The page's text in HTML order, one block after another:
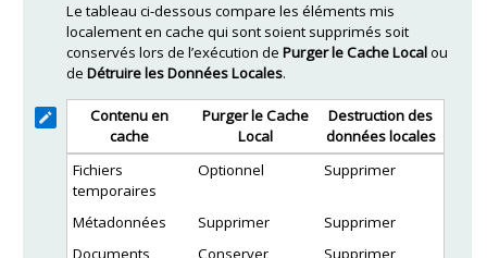
Le tableau ci-dessous compare les éléments mis
localement en cache qui sont soient supprimés soit
conservés lors de l’exécution de Purger le Cache Localou
de Détruire les Données Locales.
Contenu en
cache
Purger le Cache
Local
Destruction des
données locales
Fichiers
temporaires
Optionnel Supprimer
Métadonnées Supprimer
Supprimer
Documents
Conserver Supprimer